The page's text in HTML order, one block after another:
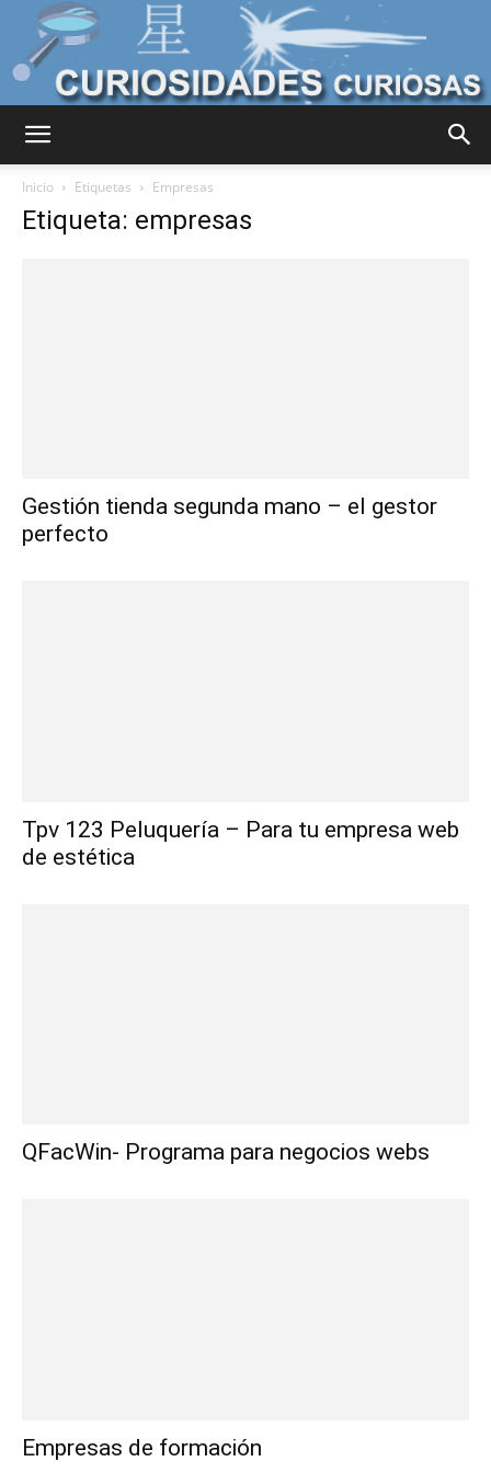
Inicio Etiquetas Empresas
Etiqueta: empresas
Gestión tienda segunda mano – el gestor
perfecto
Tpv 123 Peluquería – Para tu empresa web
de estética
QFacWin- Programa para negocios webs
Empresas de formación